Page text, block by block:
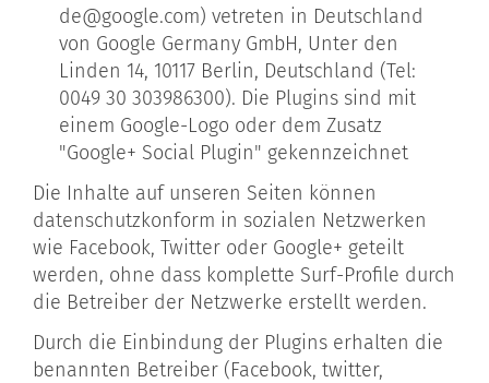
de@google.com) vetreten in Deutschland
von Google Germany GmbH, Unter den
Linden 14, 10117 Berlin, Deutschland (Tel:
0049 30 303986300). Die Plugins sind mit
einem Google-Logo oder dem Zusatz
"Google+ Social Plugin" gekennzeichnet
Die Inhalte auf unseren Seiten können
datenschutzkonform in sozialen Netzwerken
wie Facebook, Twitter oder Google+ geteilt
werden, ohne dass komplette Surf-Profile durch
die Betreiber der Netzwerke erstellt werden.
Durch die Einbindung der Plugins erhalten die
benannten Betreiber (Facebook, twitter,